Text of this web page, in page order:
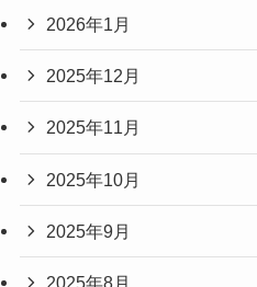
2026年1月
2025年12月
2025年11月
2025年10月
2025年9月
2025年8月